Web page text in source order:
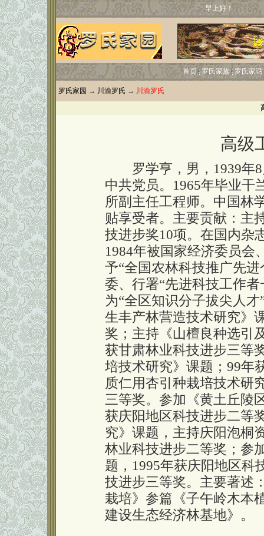
早上好！
首页 罗氏家族 罗氏家话
罗氏家园 → 川渝罗氏 → 川渝罗氏
高级
罗学亨，男，1939年8
中共党员。1965年毕业干
所副主任工程师。中国林
贴享受者。主要贡献：主
技进步奖10项。在国内杂
1984年被国家经济委员会
予“全国农林科技推广先
委、行署“先进科技工作
为“全区知识分子拔尖人
生丰产林营造技术研究》
奖；主持《山檀良种选引
获甘肃林业科技进步三等
培技术研究》课题；99年
质仁用杏引种栽培技术研
三等奖。参加《黄土丘陵
获庆阳地区科技进步二等
究》课题，主持庆阳泡桐
林业科技进步二等奖；参
题，1995年获庆阳地区科
技进步三等奖。主要著述
栽培》参篇《子午岭木本
建设生态经济林基地》。